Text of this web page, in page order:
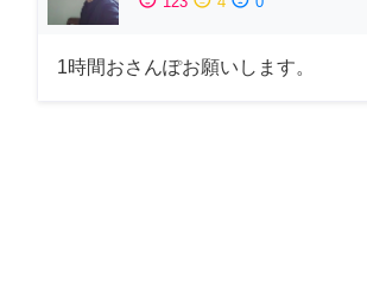
1時間おさんぽお願いします。